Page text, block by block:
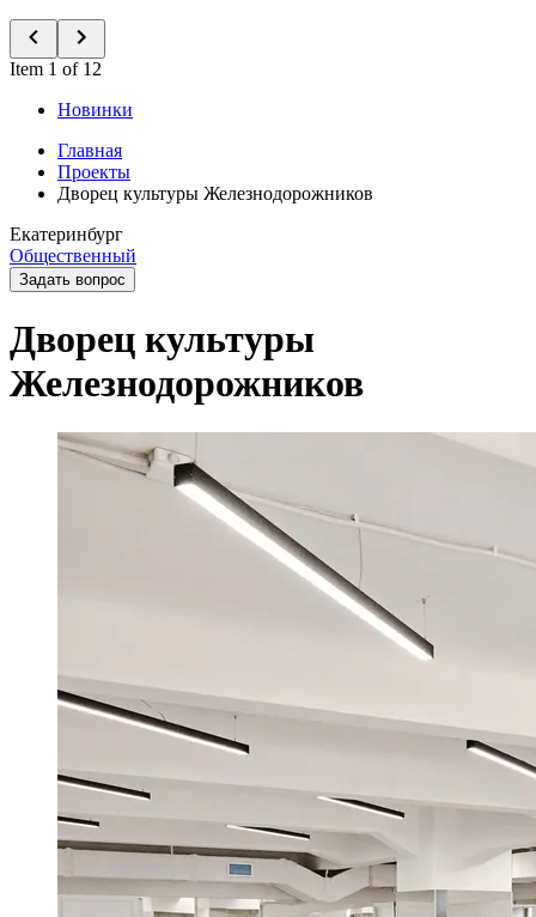
Item 1 of 12
Новинки
Главная
Проекты
Дворец культуры Железнодорожников
Екатеринбург
Общественный
Задать вопрос
Дворец культуры
Железнодорожников